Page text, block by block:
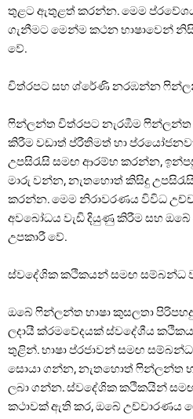
තුළට ඇතුළත් කරන්න. මෙම
ගැනීමට මෙන්ම කථන භාෂාවෙන්
වේ.
චිත්රපට සහ ශ්රේණි නරඹන්න
ෆින්ලන්ත චිත්රපට නැරඹීම ෆින්ලන්ත
කිරීම වඩාත් ප්රීතිමත් හා
උපසිරැසි සමඟ ආරම්භ කරන්න,
මාරු වන්න, නැතහොත් කිසිදු
කරන්න. මෙම නිරාවරණය විවිධ
අවබෝධය වැඩි දියුණු කිරීම සහ ඔබේ
උපකාරී වේ.
ස්වදේශික කථිකයන් සමඟ සම්බන්ධ
ඔබේ ෆින්ලන්ත භාෂා කුසලතා
ලදායී ක්රමවේදයක් ස්වදේශීය
තුළින්. භාෂා ප්රජාවන් සමඟ
සොයා ගන්න, නැතහොත් ෆින්ලන්ත
ලබා ගන්න. ස්වදේශික කථිකයින්
කථාවක් ඇති කර, ඔබේ උච්චාරණය